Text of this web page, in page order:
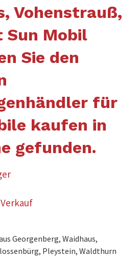
Vohenstrauß,
Sun Mobil
Sie den
für
kaufen in
gefunden.
Georgenberg, Waidhaus,
Pleystein, Waldthurn